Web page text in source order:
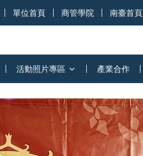
單位首頁 商管學院 南臺首頁
活動照片專區 產業合作